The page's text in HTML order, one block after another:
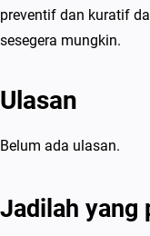
preventif dan kuratif
sesegera mungkin.
Ulasan
Belum ada ulasan.
Jadilah yang